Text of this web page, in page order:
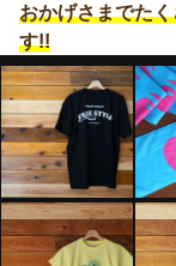
おかげさまでた
す!!